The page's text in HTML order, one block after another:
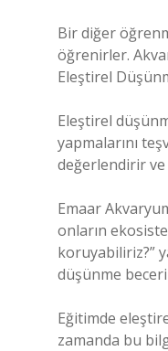
Bir diğer
öğrenirler.
Eleştirel
Eleştirel
yapmalarını
değerlendirir ve
Emaar
onların
koruyabiliriz?”
düşünme
Eğitimde
zamanda bu